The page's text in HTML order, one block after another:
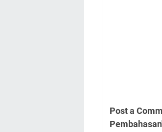
Post a